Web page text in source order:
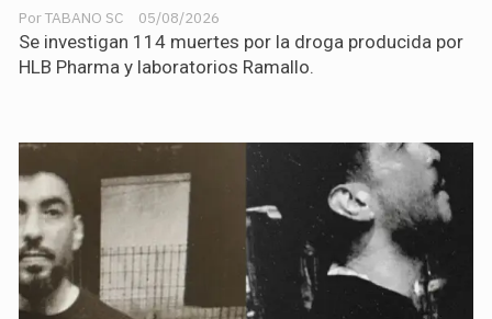
TABANO SC 05/08/2026
Se investigan 114 muertes por la droga producida por
HLB Pharma y laboratorios Ramallo.